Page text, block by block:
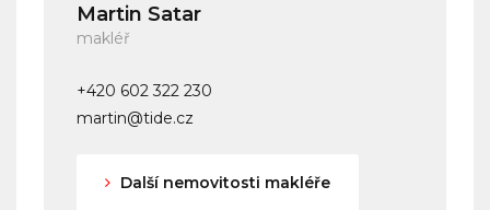
Martin Satar
makléř
+420 602 322 230
martin@tide.cz
Další nemovitosti makléře